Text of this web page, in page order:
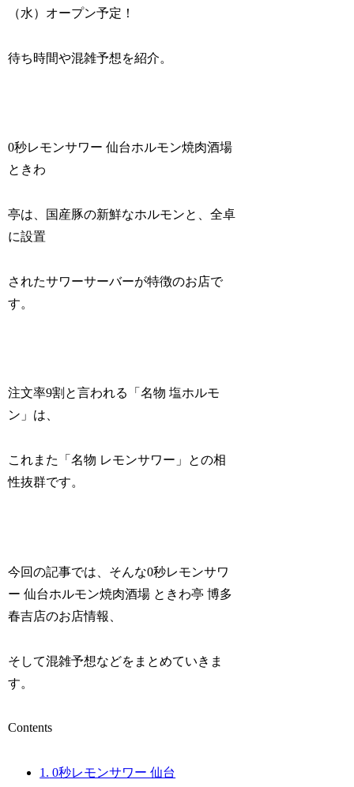
（水）オープン予定！
待ち時間や混雑予想を紹介。
0秒レモンサワー 仙台ホルモン焼肉酒場
ときわ
亭は、国産豚の新鮮なホルモンと、全卓
に設置
されたサワーサーバーが特徴のお店で
す。
注文率9割と言われる「名物 塩ホルモ
ン」は、
これまた「名物 レモンサワー」との相
性抜群です。
今回の記事では、そんな0秒レモンサワ
ー 仙台ホルモン焼肉酒場 ときわ亭 博多
春吉店のお店情報、
そして混雑予想などをまとめていきま
す。
Contents
1. 0秒レモンサワー 仙台